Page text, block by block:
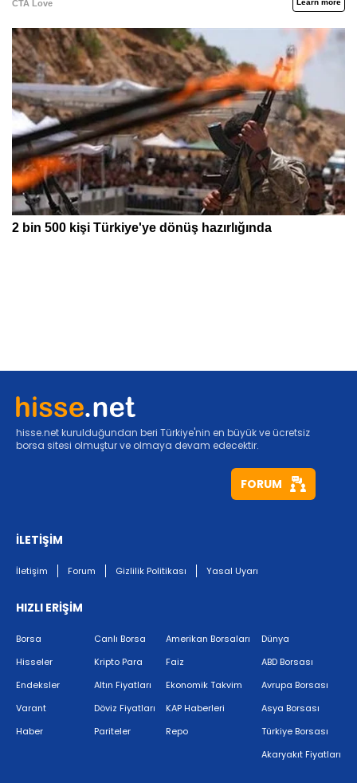
hisse.net kurulduğundan beri Türkiye'nin en büyük ve ücretsiz
borsa sitesi olmuştur ve olmaya devam edecektir.
FORUM
İLETİŞİM
İletişim Forum Gizlilik Politikası Yasal Uyarı
HIZLI ERİŞİM
Borsa
Hisseler
Endeksler
Varant
Haber
Canlı Borsa
Kripto Para
Altın Fiyatları
Döviz Fiyatları
Pariteler
Amerikan Borsaları
Faiz
Ekonomik Takvim
KAP Haberleri
Repo
Dünya
ABD Borsası
Avrupa Borsası
Asya Borsası
Türkiye Borsası
Akaryakıt Fiyatları